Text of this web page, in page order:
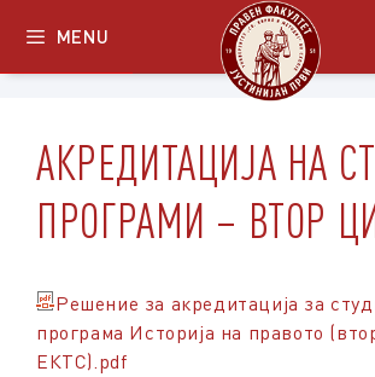
content
MENU
АКРЕДИТАЦИЈА НА
ПРОГРАМИ – ВТОР
Решение за акредитација за
програма Историја на правото
ЕКТС).pdf